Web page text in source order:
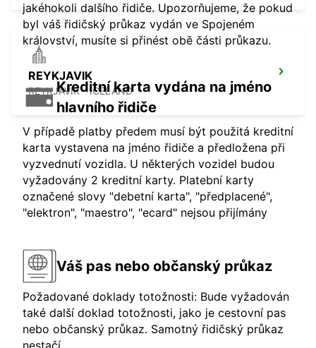
REYKJAVIK
REYKJAVIK - ICELAND
jakéhokoli dalšího řidiče. Upozorňujeme, že pokud
byl váš řidičský průkaz vydán ve Spojeném
království, musíte si přinést obě části průkazu.
Kreditní karta vydána na jméno
hlavního řidiče
V případě platby předem musí být použitá kreditní
karta vystavena na jméno řidiče a předložena při
vyzvednutí vozidla. U některých vozidel budou
vyžadovány 2 kreditní karty. Platební karty
označené slovy "debetní karta", "předplacené",
"elektron", "maestro", "ecard" nejsou přijímány
Váš pas nebo občanský průkaz
Požadované doklady totožnosti: Bude vyžadován
také další doklad totožnosti, jako je cestovní pas
nebo občanský průkaz. Samotný řidičský průkaz